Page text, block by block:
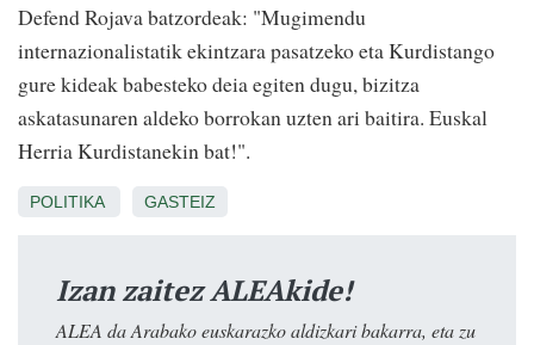
Defend Rojava batzordeak: "Mugimendu
internazionalistatik ekintzara pasatzeko eta Kurdistango
gure kideak babesteko deia egiten dugu, bizitza
askatasunaren aldeko borrokan uzten ari baitira. Euskal
Herria Kurdistanekin bat!".
POLITIKA GASTEIZ
Izan zaitez ALEAkide!
ALEA da Arabako euskarazko aldizkari bakarra, eta zu